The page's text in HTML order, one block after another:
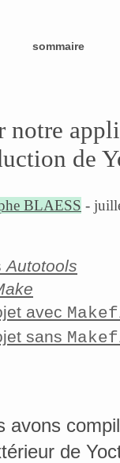
sommaire
notre
de
BLAESS -
Autotools
avec
sans
avons
de